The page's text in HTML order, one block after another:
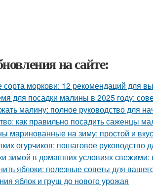
на сайте:
моркови: 12 рекомендаций для
для посадки малины в 2025 году:
малину: полное руководство для
как правильно посадить саженцы
маринованные на зиму: простой и
огурчиков: пошаговое руководство
зимой в домашних условиях свежими:
яблоки: полезные советы для
яблок и груш до нового урожая